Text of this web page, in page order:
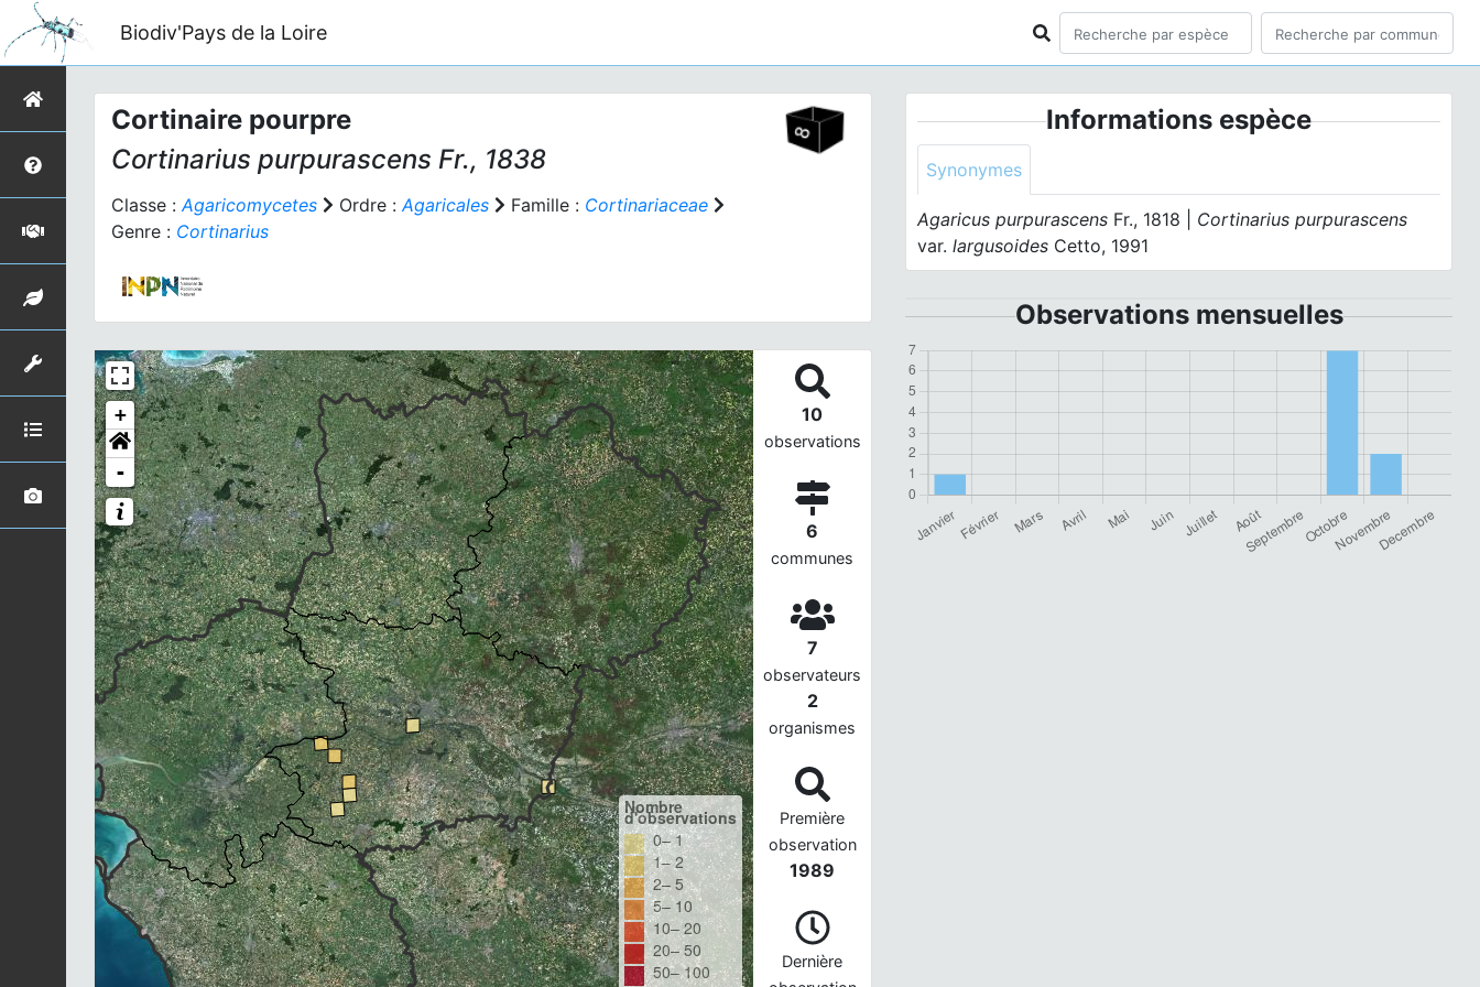
Biodiv'Pays de la Loire
Cortinaire pourpre
Cortinarius purpurascens Fr., 1838
Classe :Agaricomycetes Ordre :Agaricales Famille : Cortinariaceae
Genre : Cortinarius
+
-
Nombre
d'observations
0– 1
1– 2
2– 5
5– 10
10– 20
20– 50
50– 100
10
observations
6
communes
7
observateurs
2
organismes
Première
observation
1989
Dernière
Informations espèce
Synonymes
Agaricus purpurascens Fr., 1818 | Cortinarius purpurascens
var. largusoides Cetto, 1991
Observations mensuelles